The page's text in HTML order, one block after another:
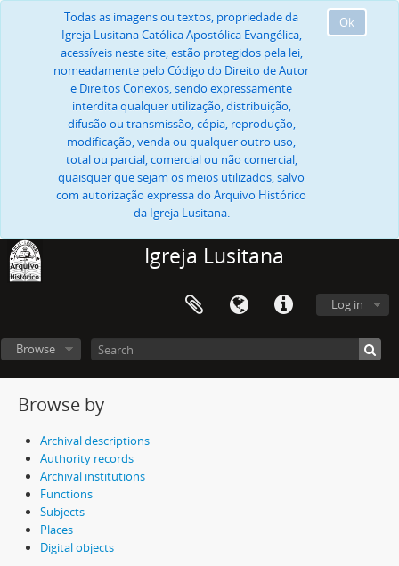
Ok
Todas as imagens ou textos, propriedade da
Igreja Lusitana Católica Apostólica Evangélica,
acessíveis neste site, estão protegidos pela lei,
nomeadamente pelo Código do Direito de Autor
e Direitos Conexos, sendo expressamente
interdita qualquer utilização, distribuição,
difusão ou transmissão, cópia, reprodução,
modificação, venda ou qualquer outro uso,
total ou parcial, comercial ou não comercial,
quaisquer que sejam os meios utilizados, salvo
com autorização expressa do Arquivo Histórico
da Igreja Lusitana.
Igreja Lusitana
Log in
Browse
Browse by
Archival descriptions
Authority records
Archival institutions
Functions
Subjects
Places
Digital objects